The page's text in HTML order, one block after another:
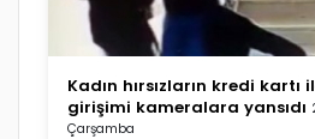
Kadın hırsızların kredi kartı
girişimi kameralara yansıdı
Çarşamba